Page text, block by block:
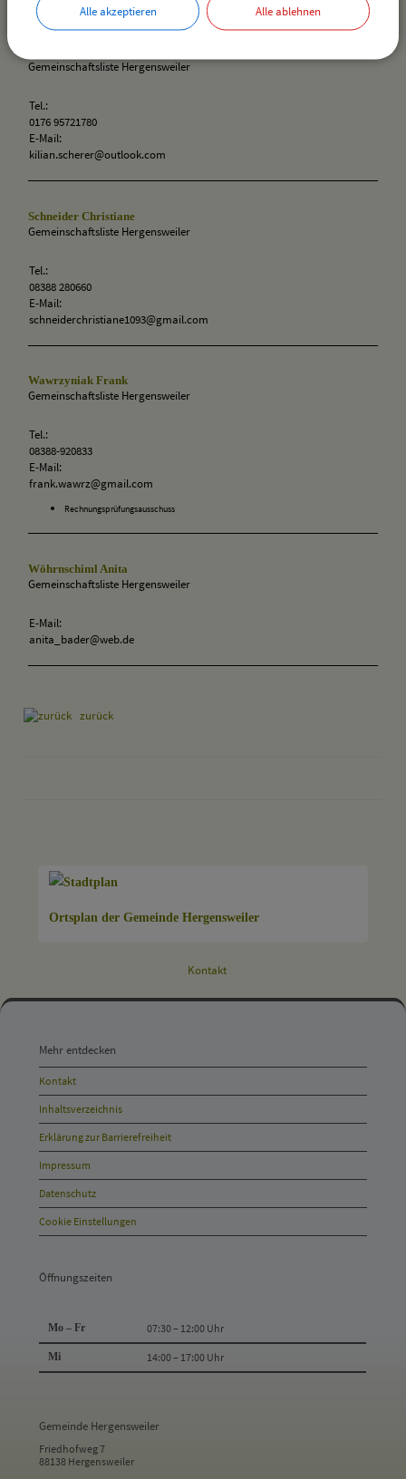
Ortsplan der Gemeinde Hergensweiler
Gemeinschaftsliste Hergensweiler
Tel.:
0176 95721780
E-Mail:
kilian.scherer@outlook.com
Schneider Christiane
Gemeinschaftsliste Hergensweiler
Tel.:
08388 280660
E-Mail:
schneiderchristiane1093@gmail.com
Wawrzyniak Frank
Gemeinschaftsliste Hergensweiler
Tel.:
08388-920833
E-Mail:
frank.wawrz@gmail.com
Rechnungsprüfungsausschuss
Wöhrnschiml Anita
Gemeinschaftsliste Hergensweiler
E-Mail:
anita_bader@web.de
zurück
Kontakt
entdecken,
Öffnungszeiten
und
Anschrift
und
Kontakt
Mehr entdecken
Kontakt
Inhaltsverzeichnis
Erklärung zur Barrierefreiheit
Impressum
Datenschutz
Cookie Einstellungen
Öffnungszeiten
Mo – Fr 07:30 – 12:00 Uhr
Mi 14:00 – 17:00 Uhr
Gemeinde Hergensweiler
Friedhofweg 7
88138 Hergensweiler
Alle akzeptieren Alle ablehnen